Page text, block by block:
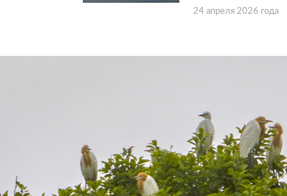
24 апреля 2026 года